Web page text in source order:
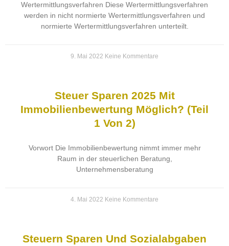
Wertermittlungsverfahren Diese Wertermittlungsverfahren
werden in nicht normierte Wertermittlungsverfahren und
normierte Wertermittlungsverfahren unterteilt.
9. Mai 2022 Keine Kommentare
Steuer Sparen 2025 Mit
Immobilienbewertung Möglich? (Teil
1 Von 2)
Vorwort Die Immobilienbewertung nimmt immer mehr
Raum in der steuerlichen Beratung,
Unternehmensberatung
4. Mai 2022 Keine Kommentare
Steuern Sparen Und Sozialabgaben